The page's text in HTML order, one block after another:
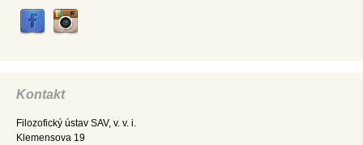
Kontakt
Filozofický ústav SAV, v. v. i.
Klemensova 19